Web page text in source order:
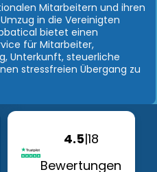
Mitarbeitern und ihren
in die Vereinigten
bietet einen
für Mitarbeiter,
Unterkunft, steuerliche
stressfreien Übergang zu
4.5|18
Bewertungen